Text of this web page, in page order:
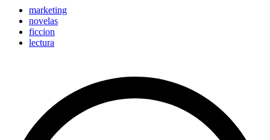
marketing
novelas
ficcion
lectura